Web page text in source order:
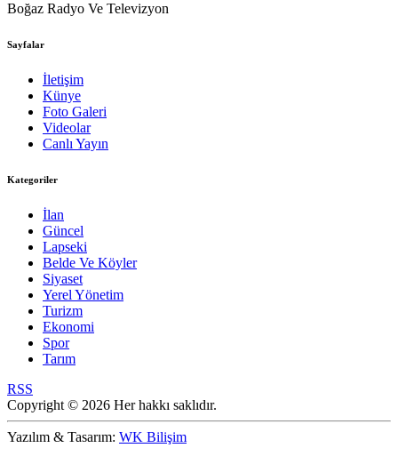
Boğaz Radyo Ve Televizyon
Sayfalar
İletişim
Künye
Foto Galeri
Videolar
Canlı Yayın
Kategoriler
İlan
Güncel
Lapseki
Belde Ve Köyler
Siyaset
Yerel Yönetim
Turizm
Ekonomi
Spor
Tarım
RSS
Copyright © 2026 Her hakkı saklıdır.
Yazılım & Tasarım: WK Bilişim